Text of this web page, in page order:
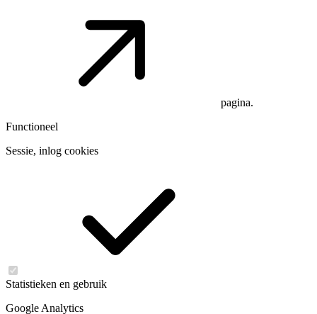
pagina.
Functioneel
Sessie, inlog cookies
Statistieken en gebruik
Google Analytics